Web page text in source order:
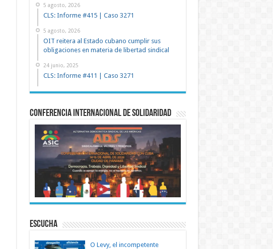
5 agosto, 2026
CLS: Informe #415 | Caso 3271
5 agosto, 2026
OIT reitera al Estado cubano cumplir sus
obligaciones en materia de libertad sindical
24 junio, 2025
CLS: Informe #411 | Caso 3271
Conferencia Internacional de Solidaridad
ESCUCHA
O Levy, el incompetente